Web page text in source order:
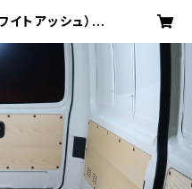
イトアッシュ）
product